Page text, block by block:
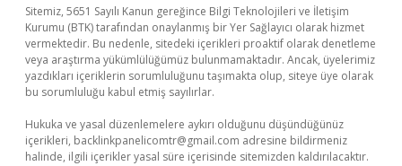
Sitemiz, 5651 Sayılı Kanun gereğince Bilgi Teknolojileri ve İletişim
Kurumu (BTK) tarafından onaylanmış bir Yer Sağlayıcı olarak hizmet
vermektedir. Bu nedenle, sitedeki içerikleri proaktif olarak denetleme
veya araştırma yükümlülüğümüz bulunmamaktadır. Ancak, üyelerimiz
yazdıkları içeriklerin sorumluluğunu taşımakta olup, siteye üye olarak
bu sorumluluğu kabul etmiş sayılırlar.
Hukuka ve yasal düzenlemelere aykırı olduğunu düşündüğünüz
içerikleri, backlinkpanelicomtr@gmail.com adresine bildirmeniz
halinde, ilgili içerikler yasal süre içerisinde sitemizden kaldırılacaktır.